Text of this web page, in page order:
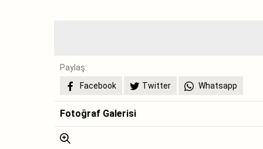
Paylaş:
Facebook
Twitter Whatsapp
Fotoğraf Galerisi